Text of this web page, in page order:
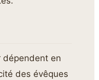
dépendent en
des évêques